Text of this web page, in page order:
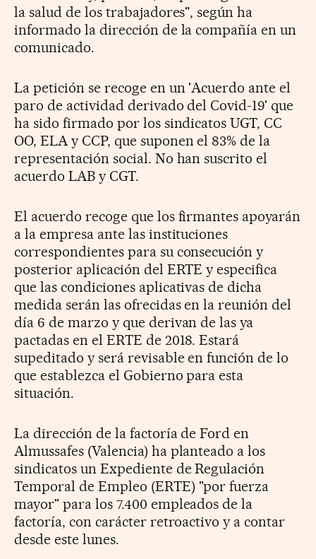
la salud de los trabajadores", según ha
informado la dirección de la compañía en un
comunicado.
La petición se recoge en un 'Acuerdo ante el
paro de actividad derivado del Covid-19' que
ha sido firmado por los sindicatos UGT, CC
OO, ELA y CCP, que suponen el 83% de la
representación social. No han suscrito el
acuerdo LAB y CGT.
El acuerdo recoge que los firmantes apoyarán
a la empresa ante las instituciones
correspondientes para su consecución y
posterior aplicación del ERTE y especifica
que las condiciones aplicativas de dicha
medida serán las ofrecidas en la reunión del
día 6 de marzo y que derivan de las ya
pactadas en el ERTE de 2018. Estará
supeditado y será revisable en función de lo
que establezca el Gobierno para esta
situación.
La dirección de la factoría de Ford en
Almussafes (Valencia) ha planteado a los
sindicatos un Expediente de Regulación
Temporal de Empleo (ERTE) "por fuerza
mayor" para los 7.400 empleados de la
factoría, con carácter retroactivo y a contar
desde este lunes.